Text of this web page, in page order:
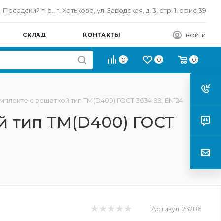
г. о., г. Хотьково, ул. Заводская, д. 3, стр. 1, офис 39
СКЛАД КОНТАКТЫ ВОЙТИ
0 0 0
с решеткой тип ТМ(D400) ГОСТ 3634-99, EN124
тип ТМ(D400) ГОСТ
Артикул: 23286